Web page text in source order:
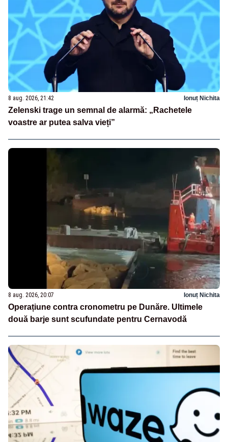
8 aug. 2026, 21:42 Ionuț Nichita
Zelenski trage un semnal de alarmă: „Rachetele
voastre ar putea salva vieți”
8 aug. 2026, 20:07 Ionuț Nichita
Operațiune contra cronometru pe Dunăre. Ultimele
două barje sunt scufundate pentru Cernavodă